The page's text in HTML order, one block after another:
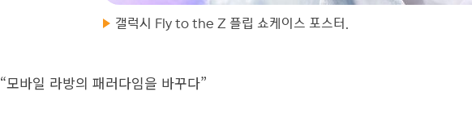
갤럭시 Fly to the Z 플립 쇼케이스 포스터.
“모바일 라방의 패러다임을 바꾸다”